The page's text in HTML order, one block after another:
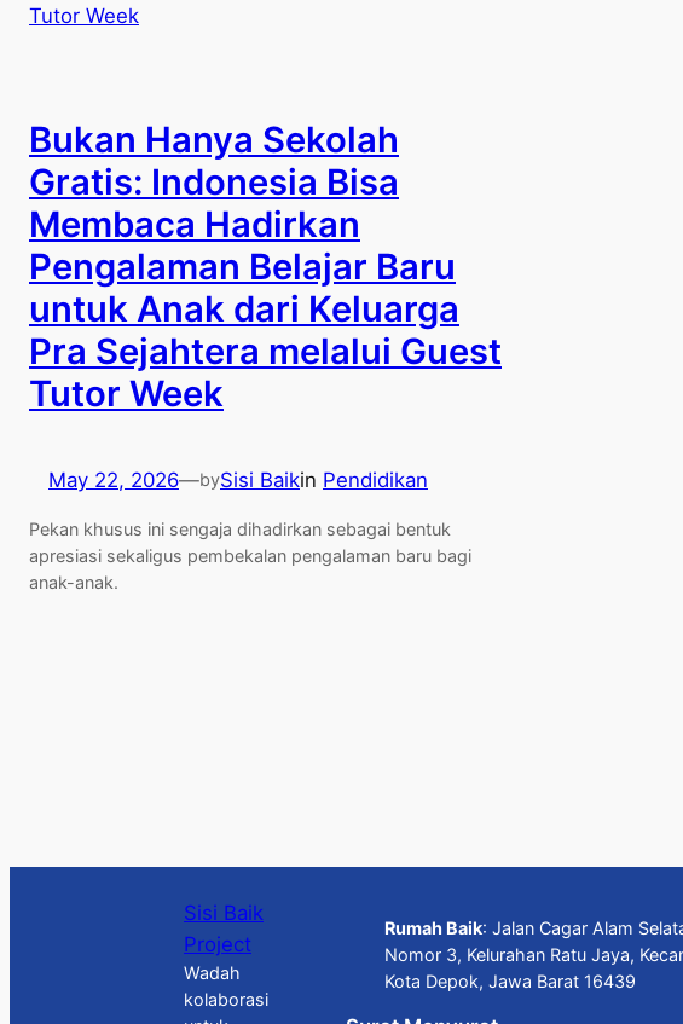
Bukan Hanya Sekolah
Gratis: Indonesia Bisa
Membaca Hadirkan
Pengalaman Belajar Baru
untuk Anak dari Keluarga
Pra Sejahtera melalui Guest
Tutor Week
May 22, 2026—bySisi Baikin Pendidikan
Pekan khusus ini sengaja dihadirkan sebagai bentuk
apresiasi sekaligus pembekalan pengalaman baru bagi
anak-anak.
Sisi Baik
Project
Wadah
kolaborasi
Rumah Baik: Jalan Cagar Alam
Nomor 3, Kelurahan Ratu Jaya,
Kota Depok, Jawa Barat 16439